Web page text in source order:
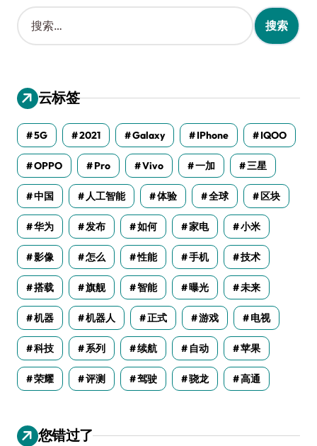
搜
索
：
云标签
5G 2021 Galaxy IPhone IQOO
OPPO Pro Vivo 一加 三星
中国 人工智能 体验 全球 区块
华为 发布 如何 家电 小米
影像 怎么 性能 手机 技术
搭载 旗舰 智能 曝光 未来
机器 机器人 正式 游戏 电视
科技 系列 续航 自动 苹果
荣耀 评测 驾驶 骁龙 高通
您错过了